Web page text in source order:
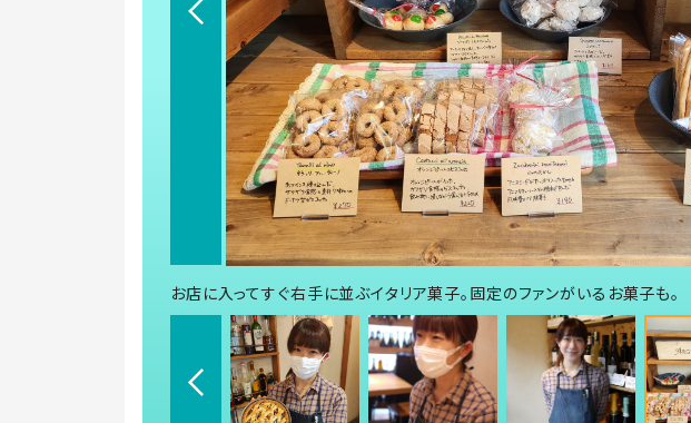
お店に入ってすぐ右手に並ぶイタリア菓子。固定のファンがいるお菓子も。